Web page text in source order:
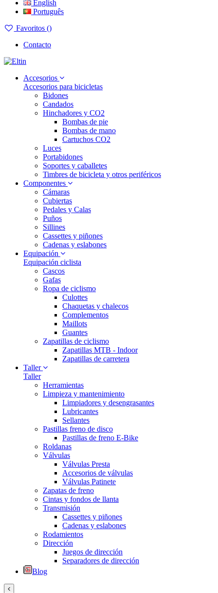
English
Português
Favoritos ()
Contacto
Accesorios
Accesorios para bicicletas
Bidones
Candados
Hinchadores y CO2
Bombas de pie
Bombas de mano
Cartuchos CO2
Luces
Portabidones
Soportes y caballetes
Timbres de bicicleta y otros periféricos
Componentes
Cámaras
Cubiertas
Pedales y Calas
Puños
Sillines
Cassettes y piñones
Cadenas y eslabones
Equipación
Equipación ciclista
Cascos
Gafas
Ropa de ciclismo
Culottes
Chaquetas y chalecos
Complementos
Maillots
Guantes
Zapatillas de ciclismo
Zapatillas MTB - Indoor
Zapatillas de carretera
Taller
Taller
Herramientas
Limpieza y mantenimiento
Limpiadores y desengrasantes
Lubricantes
Sellantes
Pastillas freno de disco
Pastillas de freno E-Bike
Roldanas
Válvulas
Válvulas Presta
Accesorios de válvulas
Válvulas Patinete
Zapatas de freno
Cintas y fondos de llanta
Transmisión
Cassettes y piñones
Cadenas y eslabones
Rodamientos
Dirección
Juegos de dirección
Separadores de dirección
Blog